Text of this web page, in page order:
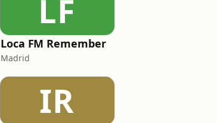
LF
Loca FM Remember
Madrid
IR